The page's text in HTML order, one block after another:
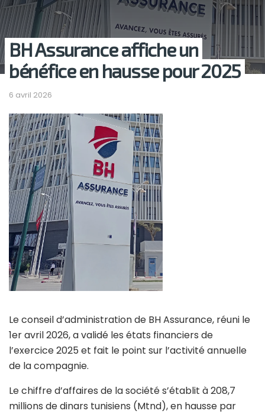
BH Assurance affiche un
bénéfice en hausse pour 2025
6 avril 2026
Le conseil d’administration de BH Assurance, réuni le
1er avril 2026, a validé les états financiers de
l’exercice 2025 et fait le point sur l’activité annuelle
de la compagnie.
Le chiffre d’affaires de la société s’établit à 208,7
millions de dinars tunisiens (Mtnd), en hausse par